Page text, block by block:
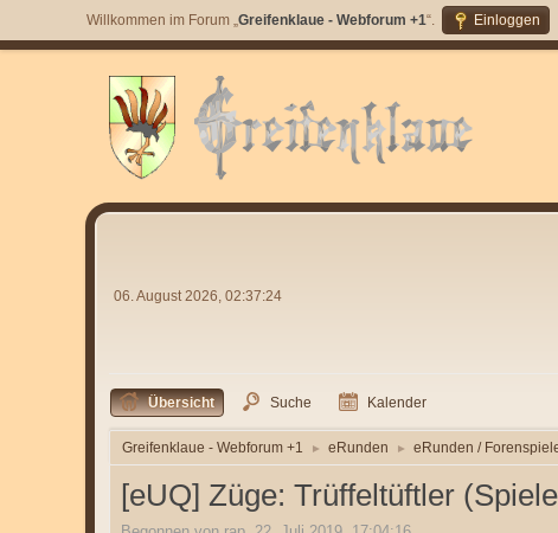
Willkommen im Forum „Greifenklaue - Webforum +1“. Einloggen
06. August 2026, 02:37:24
Übersicht Suche Kalender
Greifenklaue - Webforum +1 ► eRunden ► eRunden /
[eUQ] Züge: Trüffeltüftler